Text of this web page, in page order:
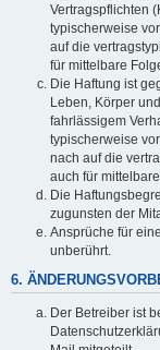
Vertragspflichten
typischerweise
auf die
für mittelbare
Die Haftung ist
Leben, Körper
fahrlässigem
typischerweise
nach auf die
auch für
Die
zugunsten der
Ansprüche für
unberührt.
6.
Der Betreiber ist